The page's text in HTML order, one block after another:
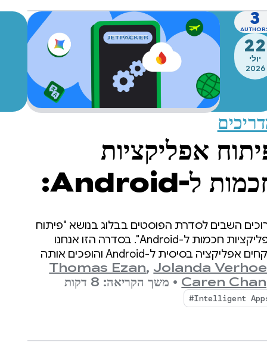
3
22
יולי
2026
אפליקציות
חכמות ל-Android:
בענן והסקה
השבים לסדרת הפוסטים בבלוג בנושא "פיתוח
אפליקציות חכמות ל-Android". בסדרה הזו אנחנו
לוקחים אפליקציה בסיסית ל-Android והופכים אותה
מותאמת אישית, חכמה ודינמית.Thomas Ezan, Jolanda
Caren
• משך הקריאה: 8 דקות
‎#Intelligent